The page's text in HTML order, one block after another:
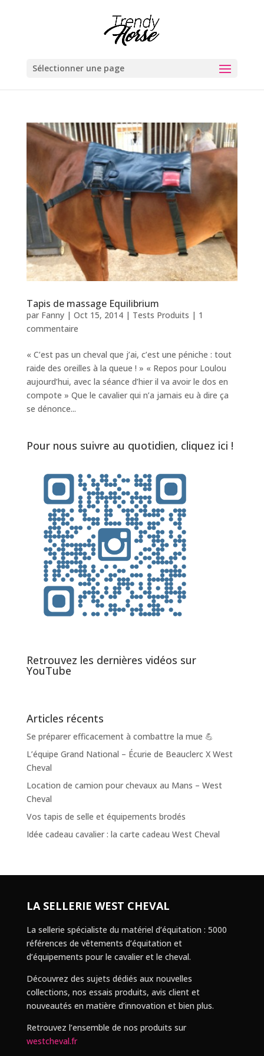
Sélectionner une page
Tapis de massage Equilibrium
par Fanny| Oct 15, 2014| Tests Produits | 1
commentaire
« C’est pas un cheval que j’ai, c’est une péniche : tout
raide des oreilles à la queue ! » « Repos pour Loulou
aujourd’hui, avec la séance d’hier il va avoir le dos en
compote » Que le cavalier qui n’a jamais eu à dire ça
se dénonce...
Pour nous suivre au quotidien, cliquez ici !
Retrouvez les dernières vidéos sur
YouTube
Articles récents
Se préparer efficacement à combattre la mue 💪
L’équipe Grand National – Écurie de Beauclerc X West
Cheval
Location de camion pour chevaux au Mans – West
Cheval
Vos tapis de selle et équipements brodés
Idée cadeau cavalier : la carte cadeau West Cheval
LA SELLERIE WEST CHEVAL
La sellerie spécialiste du matériel d’équitation : 5000
références de vêtements d’équitation et
d’équipements pour le cavalier et le cheval.
Découvrez des sujets dédiés aux nouvelles
collections, nos essais produits, avis client et
nouveautés en matière d’innovation et bien plus.
Retrouvez l’ensemble de nos produits sur
westcheval.fr